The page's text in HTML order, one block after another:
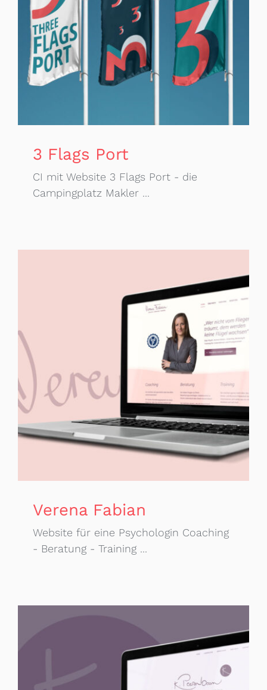
3 Flags Port
CI mit Website 3 Flags Port - die
Campingplatz Makler ...
Verena Fabian
Website für eine Psychologin Coaching
- Beratung - Training ...